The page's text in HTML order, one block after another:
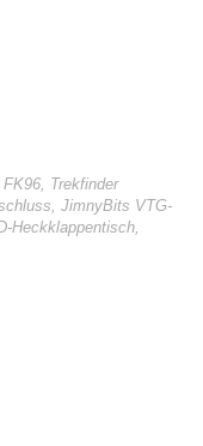
Trekfinder
JimnyBits VTG-
Heckklappentisch,